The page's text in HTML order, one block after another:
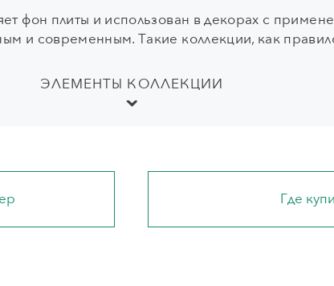
фон плиты и использован в декорах с
и современным. Такие коллекции, как
ЭЛЕМЕНТЫ КОЛЛЕКЦИИ
Где